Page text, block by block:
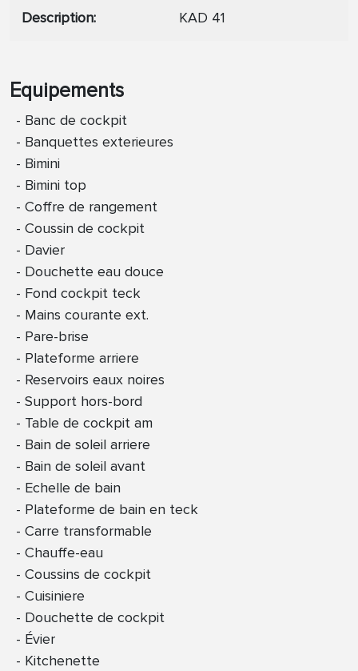
Description KAD 41
Equipements
Banc de cockpit
Banquettes exterieures
Bimini
Bimini top
Coffre de rangement
Coussin de cockpit
Davier
Douchette eau douce
Fond cockpit teck
Mains courante ext.
Pare-brise
Plateforme arriere
Reservoirs eaux noires
Support hors-bord
Table de cockpit am
Bain de soleil arriere
Bain de soleil avant
Echelle de bain
Plateforme de bain en teck
Carre transformable
Chauffe-eau
Coussins de cockpit
Cuisiniere
Douchette de cockpit
Évier
Kitchenette